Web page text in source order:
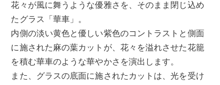
花々が風に舞うような優雅さを、そのまま閉じ込め
たグラス「華車」。
内側の淡い黄色と優しい紫色のコントラストと側面
に施された麻の葉カットが、花々を溢れさせた花籠
を積む華車のような華やかさを演出します。
また、グラスの底面に施されたカットは、光を受け